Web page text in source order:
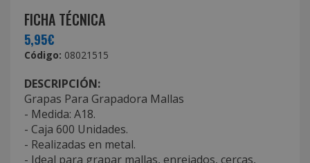
FICHA TÉCNICA
5,95€
Código: 08021515
DESCRIPCIÓN:
Grapas Para Grapadora Mallas
- Medida: A18.
- Caja 600 Unidades.
- Realizadas en metal.
- Ideal para grapar mallas, enrejados, cercas,